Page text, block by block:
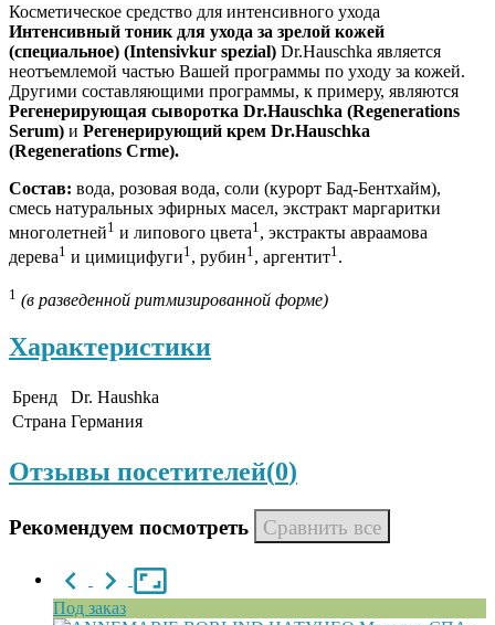
Косметическое средство для интенсивного ухода
Интенсивный тоник для ухода за зрелой кожей
(специальное) (Intensivkur spezial) Dr.Hauschka является
неотъемлемой частью Вашей программы по уходу за кожей.
Другими составляющими программы, к примеру, являются
Регенерирующая сыворотка Dr.Hauschka (Regenerations
Serum) и Регенерирующий крем Dr.Hauschka
(Regenerations Crme).
Состав: вода, розовая вода, соли (курорт Бад-Бентхайм),
смесь натуральных эфирных масел, экстракт маргаритки
многолетней1 и липового цвета1 , экстракты авраамова
дерева1 и цимицифуги1, рубин1, аргентит1.
1 (в разведенной ритмизированной форме)
Характеристики
Бренд
Dr. Haushka
Страна Германия
Отзывы посетителей(0)
Рекомендуем посмотреть
Под заказ